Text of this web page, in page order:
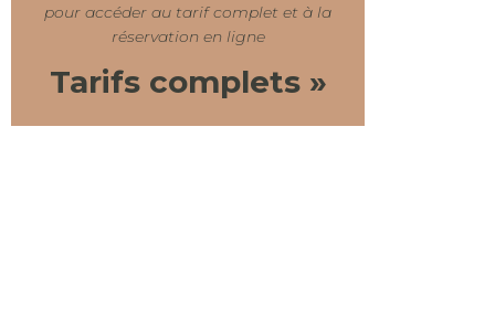
pour accéder au tarif complet et à la
réservation en ligne
Tarifs complets